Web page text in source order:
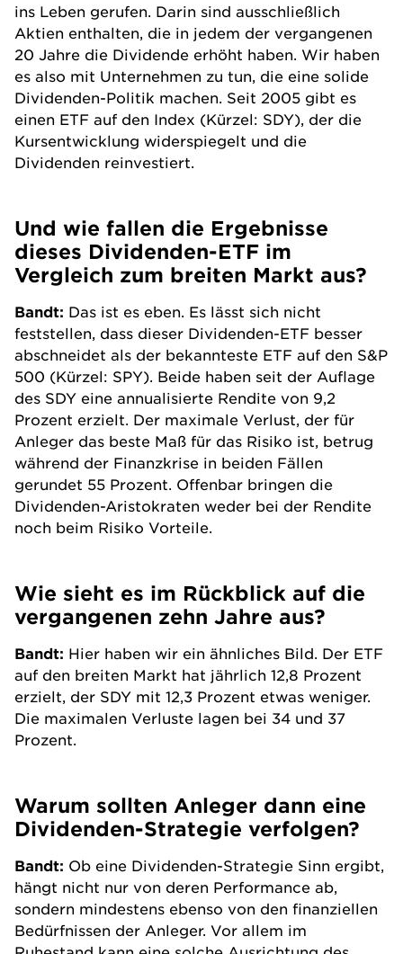
ins Leben gerufen. Darin sind ausschließlich
Aktien enthalten, die in jedem der vergangenen
20 Jahre die Dividende erhöht haben. Wir haben
es also mit Unternehmen zu tun, die eine solide
Dividenden-Politik machen. Seit 2005 gibt es
einen ETF auf den Index (Kürzel: SDY), der die
Kursentwicklung widerspiegelt und die
Dividenden reinvestiert.
Und wie fallen die Ergebnisse
dieses Dividenden-ETF im
Vergleich zum breiten Markt aus?
Bandt: Das ist es eben. Es lässt sich nicht
feststellen, dass dieser Dividenden-ETF besser
abschneidet als der bekannteste ETF auf den S&P
500 (Kürzel: SPY). Beide haben seit der Auflage
des SDY eine annualisierte Rendite von 9,2
Prozent erzielt. Der maximale Verlust, der für
Anleger das beste Maß für das Risiko ist, betrug
während der Finanzkrise in beiden Fällen
gerundet 55 Prozent. Offenbar bringen die
Dividenden-Aristokraten weder bei der Rendite
noch beim Risiko Vorteile.
Wie sieht es im Rückblick auf die
vergangenen zehn Jahre aus?
Bandt: Hier haben wir ein ähnliches Bild. Der ETF
auf den breiten Markt hat jährlich 12,8 Prozent
erzielt, der SDY mit 12,3 Prozent etwas weniger.
Die maximalen Verluste lagen bei 34 und 37
Prozent.
Warum sollten Anleger dann eine
Dividenden-Strategie verfolgen?
Bandt: Ob eine Dividenden-Strategie Sinn ergibt,
hängt nicht nur von deren Performance ab,
sondern mindestens ebenso von den finanziellen
Bedürfnissen der Anleger. Vor allem im